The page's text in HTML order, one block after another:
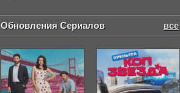
Обновления Сериалов все